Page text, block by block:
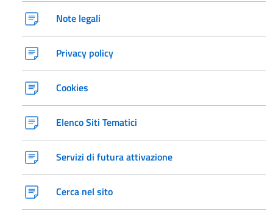
Note legali
Privacy policy
Cookies
Elenco Siti Tematici
Servizi di futura attivazione
Cerca nel sito